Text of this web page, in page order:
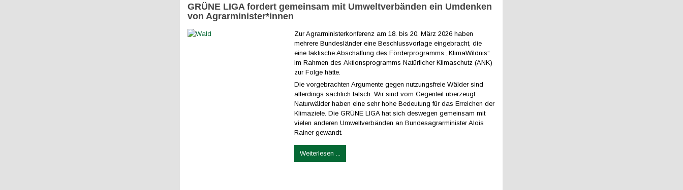
GRÜNE LIGA fordert gemeinsam mit Umweltverbänden ein Umdenken
von Agrarminister*innen
Zur Agrarministerkonferenz am 18. bis 20. März 2026 haben
mehrere Bundesländer eine Beschlussvorlage eingebracht, die
eine faktische Abschaffung des Förderprogramms „KlimaWildnis“
im Rahmen des Aktionsprogramms Natürlicher Klimaschutz (ANK)
zur Folge hätte.
Die vorgebrachten Argumente gegen nutzungsfreie Wälder sind
allerdings sachlich falsch. Wir sind vom Gegenteil überzeugt:
Naturwälder haben eine sehr hohe Bedeutung für das Erreichen der
Klimaziele. Die GRÜNE LIGA hat sich deswegen gemeinsam mit
vielen anderen Umweltverbänden an Bundesagrarminister Alois
Rainer gewandt.
Weiterlesen ...